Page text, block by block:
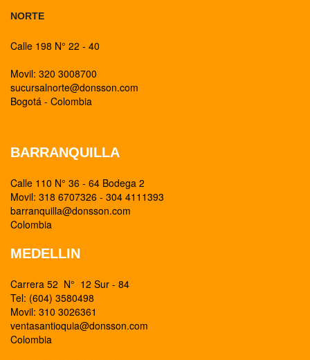
NORTE
Calle 198 N° 22 - 40
Movil: 320 3008700
sucursalnorte@donsson.com
Bogotá - Colombia
BARRANQUILLA
Calle 110 N° 36 - 64 Bodega 2
Movil: 318 6707326 - 304 4111393
barranquilla@donsson.com
Colombia
MEDELLIN
Carrera 52 N° 12 Sur - 84
Tel: (604) 3580498
Movil: 310 3026361
ventasantioquia@donsson.com
Colombia